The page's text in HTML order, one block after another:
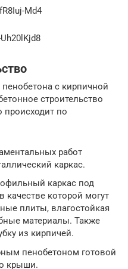
Md4
с кирпичной
строительство
по
работ
каркас.
каркас под
качестве которой могут
плиты, влагостойкая
материалы. Также
из кирпичей.
пенобетоном готовой
крыши.